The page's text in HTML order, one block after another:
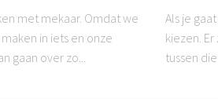
met mekaar. Omdat we
in iets en onze
gaan over zo...
Als je
kiezen.
tussen